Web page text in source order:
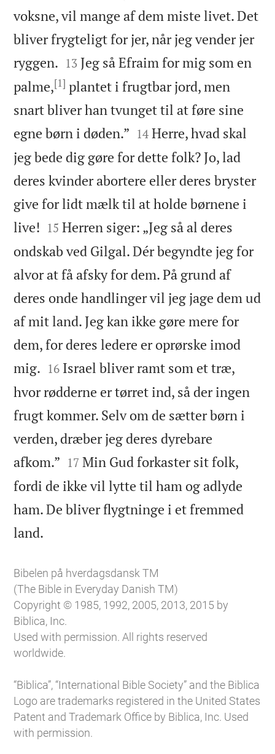
voksne, vil mange af dem miste livet. Det
bliver frygteligt for jer, når jeg vender jer
ryggen. 

13 Jeg så Efraim for mig som en
palme,[1] plantet i frugtbar jord, men
snart bliver han tvunget til at føre sine
egne børn i døden.” 

14 Herre, hvad skal
jeg bede dig gøre for dette folk? Jo, lad
deres kvinder abortere eller deres bryster
give for lidt mælk til at holde børnene i
live! 

15 Herren siger: „Jeg så al deres
ondskab ved Gilgal. Dér begyndte jeg for
alvor at få afsky for dem. På grund af
deres onde handlinger vil jeg jage dem ud
af mit land. Jeg kan ikke gøre mere for
dem, for deres ledere er oprørske imod
mig. 

16 Israel bliver ramt som et træ,
hvor rødderne er tørret ind, så der ingen
frugt kommer. Selv om de sætter børn i
verden, dræber jeg deres dyrebare
afkom.” 

17 Min Gud forkaster sit folk,
fordi de ikke vil lytte til ham og adlyde
ham. De bliver flygtninge i et fremmed
land.
Bibelen på hverdagsdansk TM
(The Bible in Everyday Danish TM)
Copyright © 1985, 1992, 2005, 2013, 2015 by
Biblica, Inc.
Used with permission. All rights reserved
worldwide.
“Biblica”, “International Bible Society” and the Biblica
Logo are trademarks registered in the United States
Patent and Trademark Office by Biblica, Inc. Used
with permission.